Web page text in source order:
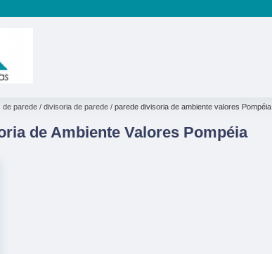
de parede divisoria de parede parede divisoria de ambiente valores Pompéia
de Ambiente Valores Pompéia